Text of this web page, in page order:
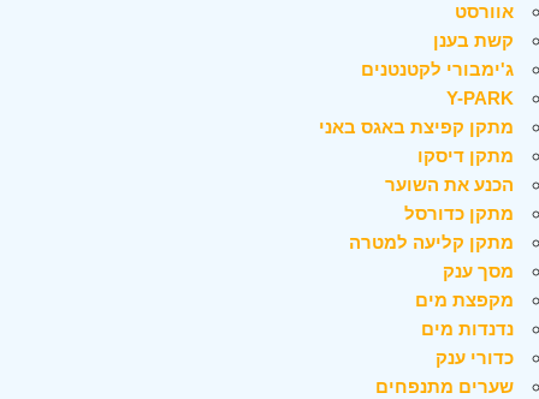
אוורסט
קשת בענן
ג'ימבורי לקטנטנים
Y-PARK
מתקן קפיצת באגס באני
מתקן דיסקו
הכנע את השוער
מתקן כדורסל
מתקן קליעה למטרה
מסך ענק
מקפצת מים
נדנדות מים
כדורי ענק
שערים מתנפחים